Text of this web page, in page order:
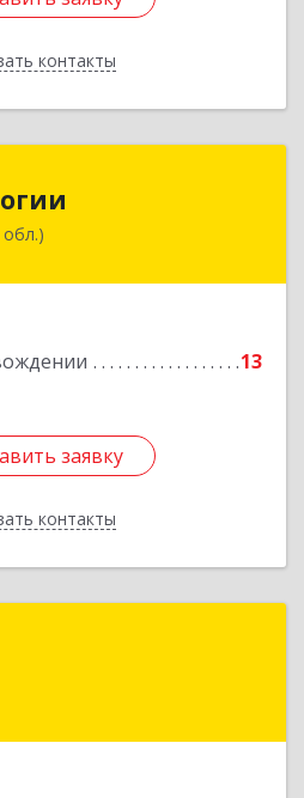
контакты
Назад
обл.)
13
заявку
контакты
обл, Железногорский р-н,
Подробнее
заявку
Назад